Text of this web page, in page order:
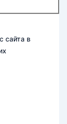
сайта в